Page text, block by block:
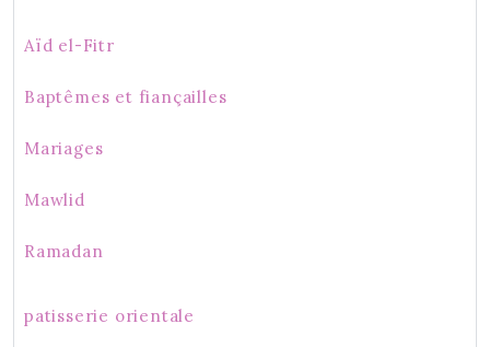
Aïd el-Fitr
Baptêmes et fiançailles
Mariages
Mawlid
Ramadan
patisserie orientale